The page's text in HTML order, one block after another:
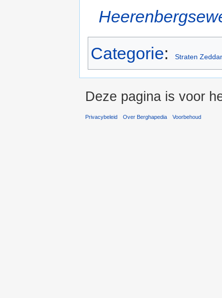
Categorie: Straten
Deze pagina is voor
Privacybeleid Over Berghapedia Voorbehoud